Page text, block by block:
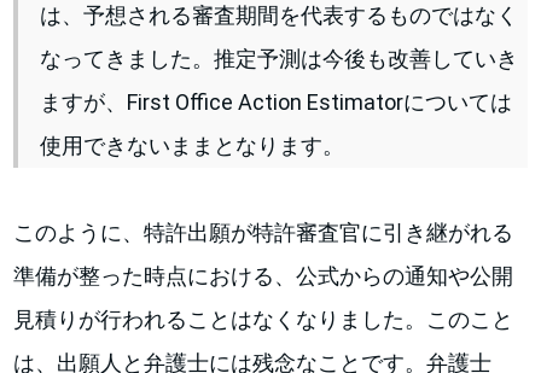
は、予想される審査期間を代表するものではなく
なってきました。推定予測は今後も改善していき
ますが、First Office Action Estimatorについては
使用できないままとなります。
このように、特許出願が特許審査官に引き継がれる
準備が整った時点における、公式からの通知や公開
見積りが行われることはなくなりました。このこと
は、出願人と弁護士には残念なことです。弁護士